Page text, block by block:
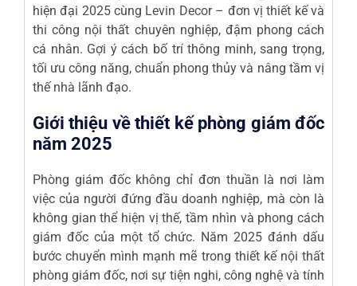
hiện đại 2025 cùng Levin Decor– đơn vịthiết kếvà
thi công nội thất chuyên nghiệp, đậm phong cách
cá nhân. Gợi ý cách bố trí thông minh, sang trọng,
tối ưu công năng, chuẩn phong thủy và nâng tầm vị
thế nhà lãnh đạo.
Giới thiệu về thiết kế phòng giám đốc
năm 2025
Phòng giám đốc không chỉ đơn thuần là nơi làm
việc của người đứng đầu doanh nghiệp, mà còn là
không gian thể hiện vị thế, tầm nhìn và phong cách
giám đốc của một tổ chức. Năm 2025 đánh dấu
bước chuyển mình mạnh mẽ trong thiết kế nội thất
phònggiám đốc, nơi sự tiện nghi, công nghệ và tính